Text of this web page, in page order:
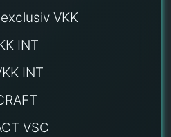
VKK
INT
INT
VSC